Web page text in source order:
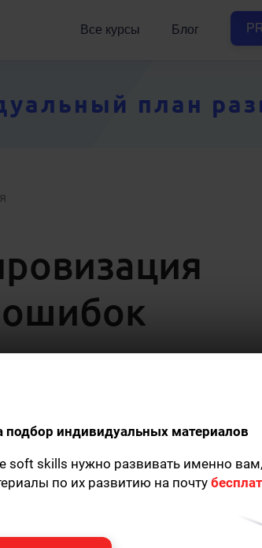
Все курсы Блог
план
ошибок
подбор индивидуальных материалов
soft skills нужно развивать именно
по их развитию на почту